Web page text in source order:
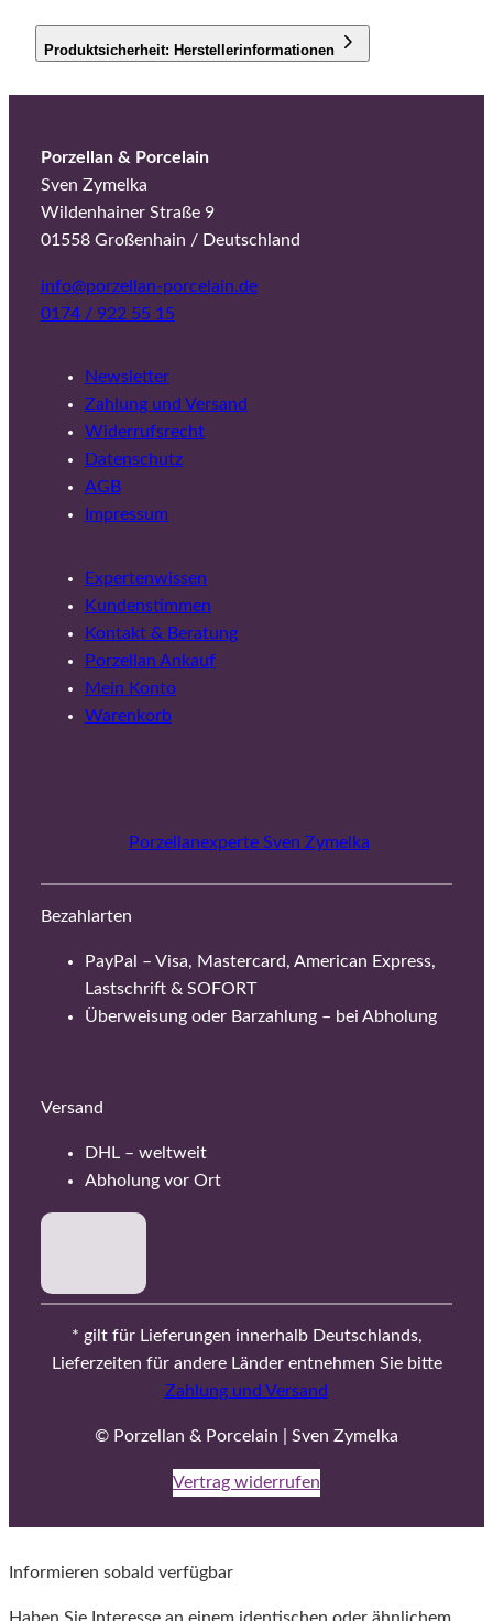
Produktsicherheit: Herstellerinformationen
Porzellan & Porcelain
Sven Zymelka
Wildenhainer Straße 9
01558 Großenhain / Deutschland
info@porzellan-porcelain.de
0174 / 922 55 15
Newsletter
Zahlung und Versand
Widerrufsrecht
Datenschutz
AGB
Impressum
Expertenwissen
Kundenstimmen
Kontakt & Beratung
Porzellan Ankauf
Mein Konto
Warenkorb
Porzellanexperte Sven Zymelka
Bezahlarten
PayPal – Visa, Mastercard, American Express,
Lastschrift & SOFORT
Überweisung oder Barzahlung – bei Abholung
Versand
DHL – weltweit
Abholung vor Ort
* gilt für Lieferungen innerhalb Deutschlands,
Lieferzeiten für andere Länder entnehmen Sie bitte
Zahlung und Versand
© Porzellan & Porcelain | Sven Zymelka
Vertrag widerrufen
Informieren sobald verfügbar